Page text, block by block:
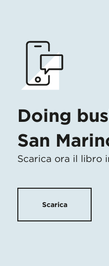
Doing
San
Scarica ora il libro
Scarica